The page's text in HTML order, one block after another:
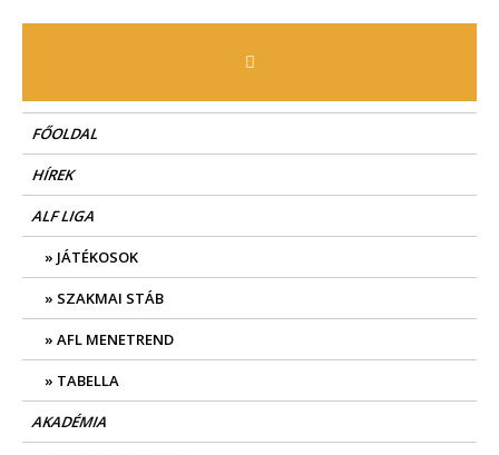
FŐOLDAL
HÍREK
ALF LIGA
JÁTÉKOSOK
SZAKMAI STÁB
AFL MENETREND
TABELLA
AKADÉMIA